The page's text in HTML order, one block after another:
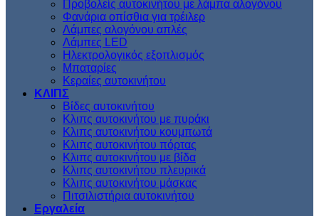
Προβολείς αυτοκινήτου με λάμπα αλογόνου
Φανάρια οπίσθια για τρέιλερ
Λάμπες αλογόνου απλές
Λάμπες LED
Ηλεκτρολογικός εξοπλισμός
Μπαταρίες
Κεραίες αυτοκινήτου
ΚΛΙΠΣ
Βίδες αυτοκινήτου
Kλιπς αυτοκινήτου με πυράκι
Kλιπς αυτοκινήτου κουμπωτά
Κλιπς αυτοκινήτου πόρτας
Κλιπς αυτοκινήτου με βίδα
Kλιπς αυτοκινήτου πλευρικά
Kλιπς αυτοκινήτου μάσκας
Πιτσιλιστήρια αυτοκινήτου
Εργαλεία